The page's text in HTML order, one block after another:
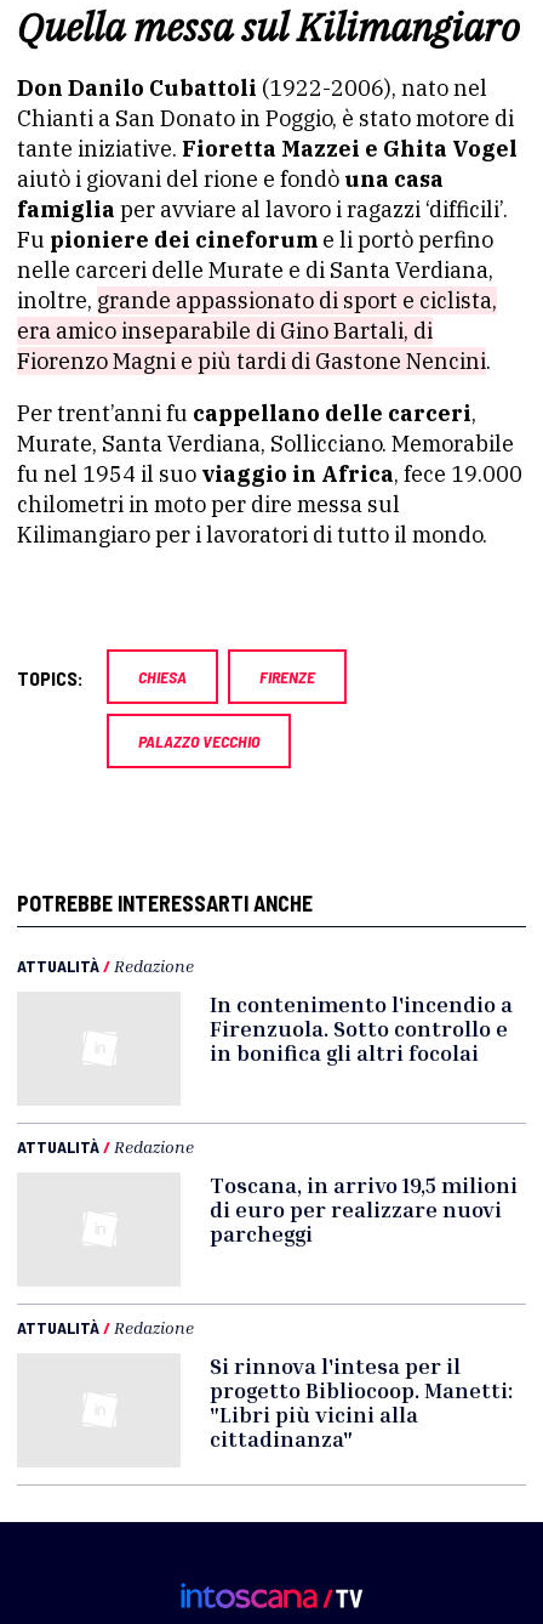
Quella messa sul Kilimangiaro
Don Danilo Cubattoli (1922-2006), nato nel
Chianti a San Donato in Poggio, è stato motore di
tante iniziative. Fioretta Mazzei e Ghita Vogel
aiutò i giovani del rione e fondò una casa
famiglia per avviare al lavoro i ragazzi ‘difficili’.
Fu pioniere dei cineforum e li portò perfino
nelle carceri delle Murate e di Santa Verdiana,
inoltre, grande appassionato di sport e ciclista,
era amico inseparabile di Gino Bartali, di
Fiorenzo Magni e più tardi di Gastone Nencini.
Per trent’anni fu cappellano delle carceri,
Murate, Santa Verdiana, Sollicciano. Memorabile
fu nel 1954 il suo viaggio in Africa, fece 19.000
chilometri in moto per dire messa sul
Kilimangiaro per i lavoratori di tutto il mondo.
TOPICS: CHIESA FIRENZE
PALAZZO VECCHIO
POTREBBE INTERESSARTI ANCHE
ATTUALITÀ/ Redazione
In contenimento l'incendio a
Firenzuola. Sotto controllo e
in bonifica gli altri focolai
ATTUALITÀ/ Redazione
Toscana, in arrivo 19,5 milioni
di euro per realizzare nuovi
parcheggi
ATTUALITÀ/ Redazione
Si rinnova l'intesa per il
progetto Bibliocoop. Manetti:
"Libri più vicini alla
cittadinanza"